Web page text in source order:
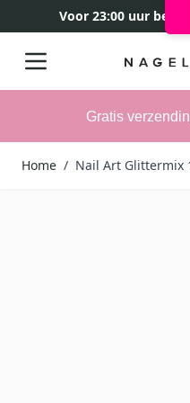
Voor 23:00 uur
Gratis
Home / Nail Art Glittermix